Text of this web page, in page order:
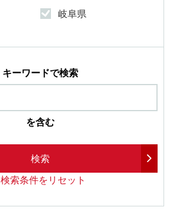
岐阜県
キーワードで検索
を含む
検索
検索条件をリセット